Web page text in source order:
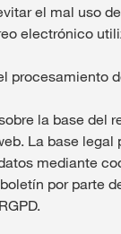
el mal uso
electrónico
procesamiento
la base del
La base legal
mediante
por parte